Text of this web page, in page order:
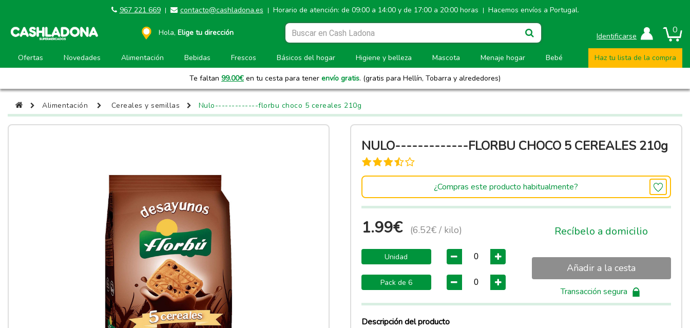
967 221 669 | contacto@cashladona.es | Horario de atención: de 09:00 a 14:00 y de 17:00 a 20:00 horas | Hacemos envíos a Portugal.
0
Identificarse
Hola, Elige tu dirección
Ofertas Novedades Alimentación Bebidas Frescos Básicos del hogar Higiene y belleza Mascota Menaje hogar Bebé Haz tu lista de la compra
Te faltan 99.00€ en tu cesta para tener envío gratis. (gratis para Hellín, Tobarra y alrededores)
Alimentación Cereales y semillas Nulo-------------florbu choco 5 cereales 210g
NULO-------------FLORBU CHOCO 5 CEREALES 210g
¿Compras este producto habitualmente?
1.99€ (6.52€ / kilo)
Unidad
Pack de 6
Recíbelo a domicilio
Añadir a la cesta
Transacción segura
Descripción del producto